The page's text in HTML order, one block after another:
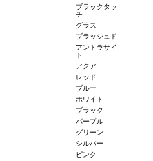
ブラックタッ
チ
グラス
ブラッシュド
アントラサイ
ト
アクア
レッド
ブルー
ホワイト
ブラック
パープル
グリーン
シルバー
ピンク